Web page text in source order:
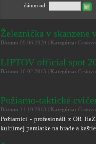
dátum od:
Železnička v skanzene
Dátum: 09.06.2020 | Kategória:
LIPTOV official spot
Dátum: 16.02.2015 | Kategória:
Požiarno-taktické
Dátum: 11.10.2013 | Kategória:
Požiarnici - profesionáli z OR
kultúrnej pamiatke na hrade a